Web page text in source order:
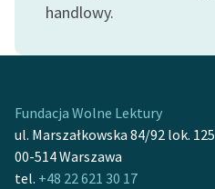
Ręce pełne poezji
do domeny publicznej,
lektur szkolnych oraz
Starego Testamentu
handlowy.
Fundacja Wolne Lektury
ul. Marszałkowska 84/92 lok. 125
00-514 Warszawa
tel. +48 22 621 30 17